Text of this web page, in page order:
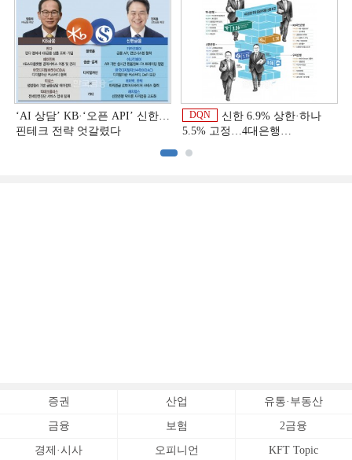
‘AI 상담’ KB·‘오픈 API’ 신한…
핀테크 전략 엇갈렸다
DQN
신한 6.9% 상한·하나
5.5% 고정…4대은행
증권 산업 유통·부동산
금융 보험 2금융
경제·시사 오피니언 KFT Topic